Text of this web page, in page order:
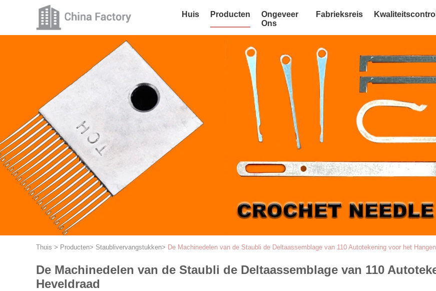
Huis Producten
Ongeveer
Ons
Fabrieksreis
Thuis > Producten> Staublivervangstukken> De Machinedelen van de Staubli de Deltaassemblage van 110 Autotekening voor het
De Machinedelen van de Staubli de Deltaassemblage van 110
Heveldraad